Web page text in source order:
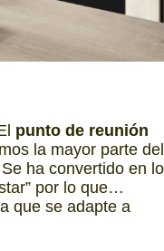
punto de reunión
la mayor parte del
ha convertido en lo
por lo que…
que se adapte a